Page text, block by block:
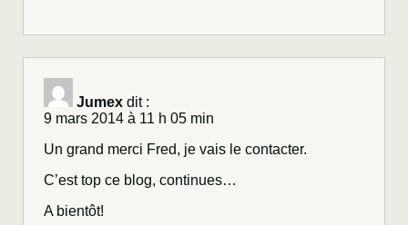
Jumex dit :
9 mars 2014 à 11 h 05 min
Un grand merci Fred, je vais le contacter.
C’est top ce blog, continues…
A bientôt!